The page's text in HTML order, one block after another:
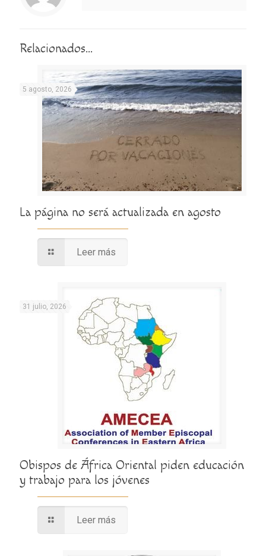
Relacionados...
5 agosto, 2026
La página no será actualizada en agosto
Leer más
31 julio, 2026
Obispos de África Oriental piden educación
y trabajo para los jóvenes
Leer más